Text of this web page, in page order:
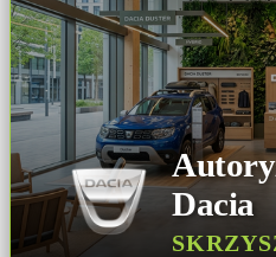
Dacia